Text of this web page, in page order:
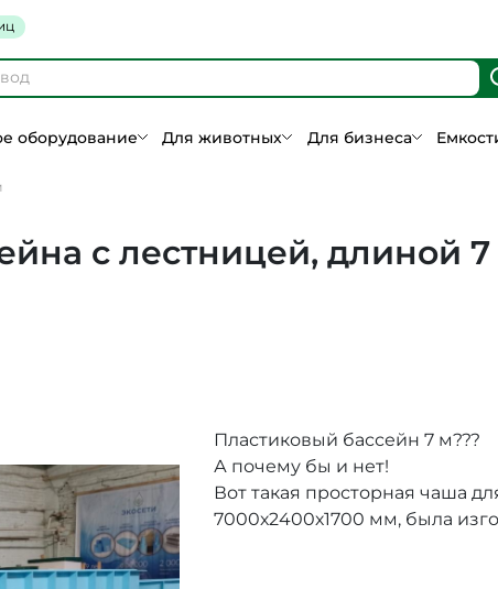
оборудование Для животных Для бизнеса
с лестницей, длиной
Пластиковый бассейн 7 м???
А почему бы и нет!
Вот такая просторная чаша
7000х2400х1700 мм, была